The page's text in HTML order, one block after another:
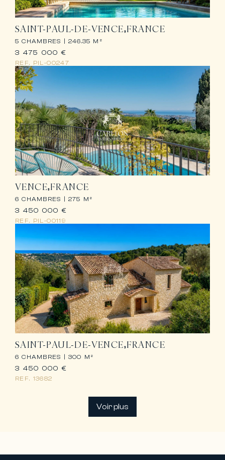
SAINT-PAUL-DE-VENCE FRANCE
5 CHAMBRES | 246.35 M²
REF. PIL-00247
3 475 000 €
VENCE FRANCE
6 CHAMBRES | 275 M²
REF. PIL-00119
3 450 000 €
SAINT-PAUL-DE-VENCE FRANCE
6 CHAMBRES | 300 M²
REF. 13682
3 450 000 €
Voir plus